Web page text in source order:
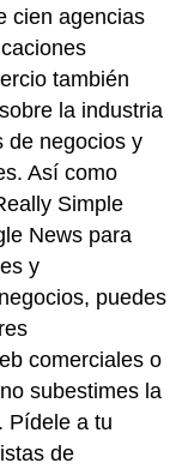
cien agencias
también
la industria
de negocios y
Así como
Simple
News para
y
puedes
comerciales o
subestimes la
Pídele a tu
de